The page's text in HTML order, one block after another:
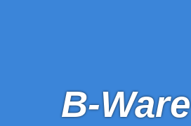
B-Ware